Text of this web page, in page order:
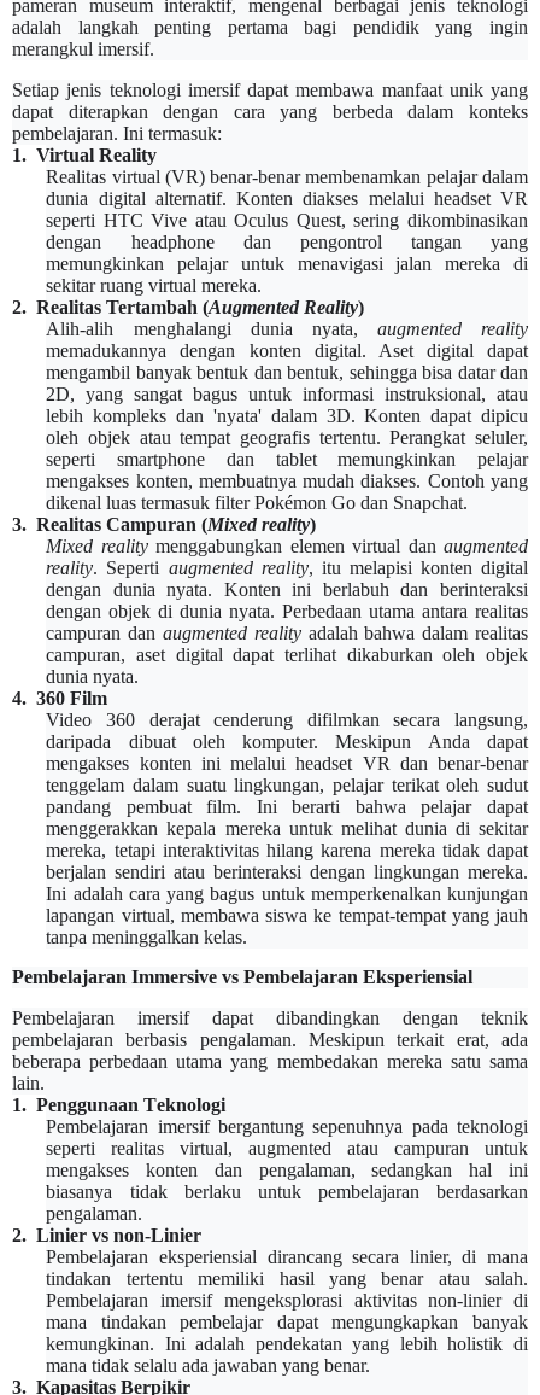
pameran museum interaktif, mengenal berbagai jenis teknologi
adalah langkah penting pertama bagi pendidik yang ingin
merangkul imersif.
Setiap jenis teknologi imersif dapat membawa manfaat unik yang
dapat diterapkan dengan cara yang berbeda dalam konteks
pembelajaran. Ini termasuk:
1. Virtual Reality
Realitas virtual (VR) benar-benar membenamkan pelajar dalam
dunia digital alternatif. Konten diakses melalui headset VR
seperti HTC Vive atau Oculus Quest, sering dikombinasikan
dengan headphone dan pengontrol tangan yang
memungkinkan pelajar untuk menavigasi jalan mereka di
sekitar ruang virtual mereka.
2. Realitas Tertambah (Augmented Reality)
Alih-alih menghalangi dunia nyata, augmented reality
memadukannya dengan konten digital. Aset digital dapat
mengambil banyak bentuk dan bentuk, sehingga bisa datar dan
2D, yang sangat bagus untuk informasi instruksional, atau
lebih kompleks dan 'nyata' dalam 3D. Konten dapat dipicu
oleh objek atau tempat geografis tertentu. Perangkat seluler,
seperti smartphone dan tablet memungkinkan pelajar
mengakses konten, membuatnya mudah diakses. Contoh yang
dikenal luas termasuk filter Pokémon Go dan Snapchat.
3. Realitas Campuran (Mixed reality)
Mixed realitymenggabungkan elemen virtual danaugmented
reality. Seperti augmented reality, itu melapisi konten digital
dengan dunia nyata. Konten ini berlabuh dan berinteraksi
dengan objek di dunia nyata. Perbedaan utama antara realitas
campuran dan augmented realityadalah bahwa dalam realitas
campuran, aset digital dapat terlihat dikaburkan oleh objek
dunia nyata.
4. 360 Film
Video 360 derajat cenderung difilmkan secara langsung,
daripada dibuat oleh komputer. Meskipun Anda dapat
mengakses konten ini melalui headset VR dan benar-benar
tenggelam dalam suatu lingkungan, pelajar terikat oleh sudut
pandang pembuat film. Ini berarti bahwa pelajar dapat
menggerakkan kepala mereka untuk melihat dunia di sekitar
mereka, tetapi interaktivitas hilang karena mereka tidak dapat
berjalan sendiri atau berinteraksi dengan lingkungan mereka.
Ini adalah cara yang bagus untuk memperkenalkan kunjungan
lapangan virtual, membawa siswa ke tempat-tempat yang jauh
tanpa meninggalkan kelas.
Pembelajaran Immersive vs Pembelajaran Eksperiensial
Pembelajaran imersif dapat dibandingkan dengan teknik
pembelajaranberbasis pengalaman. Meskipun terkait erat, ada
beberapa perbedaan utama yang membedakan mereka satu sama
lain.
1. Penggunaan Teknologi
Pembelajaran imersif bergantung sepenuhnya pada teknologi
seperti realitas virtual, augmented atau campuran untuk
mengakses konten dan pengalaman, sedangkan hal ini
biasanya tidak berlaku untuk pembelajaran berdasarkan
pengalaman.
2. Linier vs non-Linier
Pembelajaran eksperiensial dirancang secara linier, di mana
tindakan tertentu memiliki hasil yang benar atau salah.
Pembelajaran imersif mengeksplorasi aktivitas non-linier di
mana tindakan pembelajar dapat mengungkapkan banyak
kemungkinan. Ini adalah pendekatan yang lebih holistik di
mana tidak selalu ada jawaban yang benar.
3. Kapasitas Berpikir